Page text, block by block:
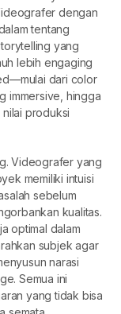
dengan
tentang
yang
lebih engaging
dari color
immersive, hingga
produksi
Videografer yang
memiliki intuisi
sebelum
kualitas.
optimal dalam
subjek agar
narasi
Semua ini
yang tidak bisa